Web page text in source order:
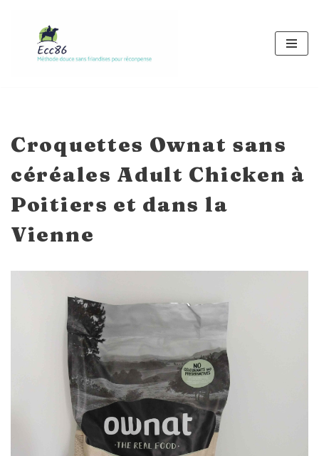
Croquettes Ownat sans
céréales Adult Chicken à
Poitiers et dans la
Vienne